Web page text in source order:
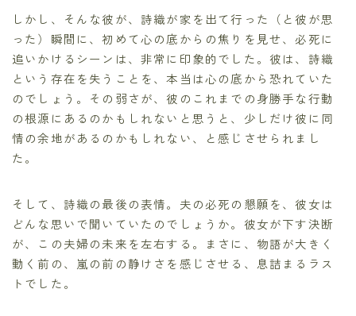
しかし、そんな彼が、詩織が家を出て行った（と彼が思
った）瞬間に、初めて心の底からの焦りを見せ、必死に
追いかけるシーンは、非常に印象的でした。彼は、詩織
という存在を失うことを、本当は心の底から恐れていた
のでしょう。その弱さが、彼のこれまでの身勝手な行動
の根源にあるのかもしれないと思うと、少しだけ彼に同
情の余地があるのかもしれない、と感じさせられまし
た。
そして、詩織の最後の表情。夫の必死の懇願を、彼女は
どんな思いで聞いていたのでしょうか。彼女が下す決断
が、この夫婦の未来を左右する。まさに、物語が大きく
動く前の、嵐の前の静けさを感じさせる、息詰まるラス
トでした。